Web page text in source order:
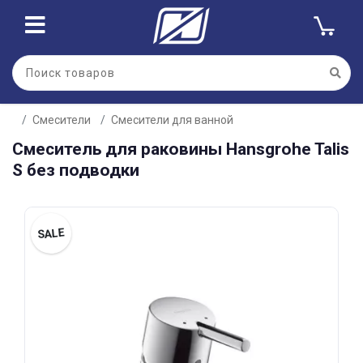
Смесители Смесители для ванной
Смеситель для раковины Hansgrohe Talis
S без подводки
SALE
Для клиентов всех банков
Разбейте
оплатуна части
без переплат
График платежей